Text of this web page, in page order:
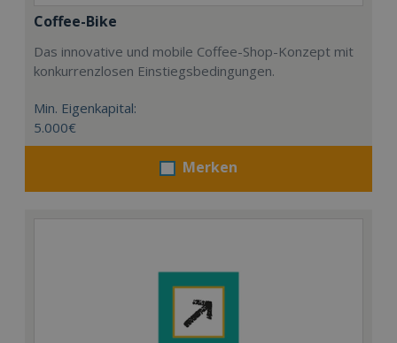
Coffee-Bike
Das innovative und mobile Coffee-Shop-Konzept mit
konkurrenzlosen Einstiegsbedingungen.
Min. Eigenkapital:
5.000€
Merken